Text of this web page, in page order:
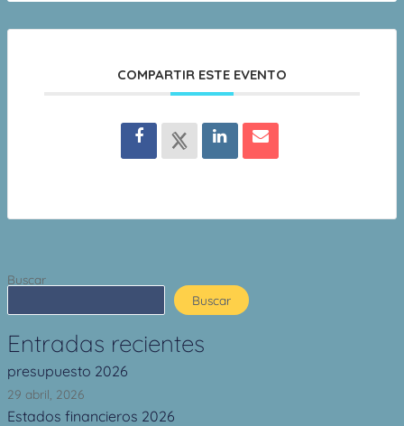
COMPARTIR ESTE EVENTO
Buscar
Buscar
Entradas recientes
presupuesto 2026
29 abril, 2026
Estados financieros 2026